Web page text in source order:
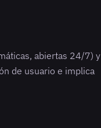
abiertas 24/7) y
de usuario e implica